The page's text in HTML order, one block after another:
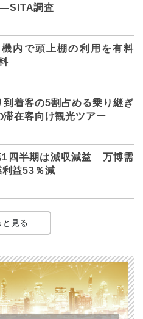
調査
内で頭上棚の利用を有料
着客の5割占める乗り継ぎ
在客向け観光ツアー
1四半期は減収減益 万博需
益53％減
と見る